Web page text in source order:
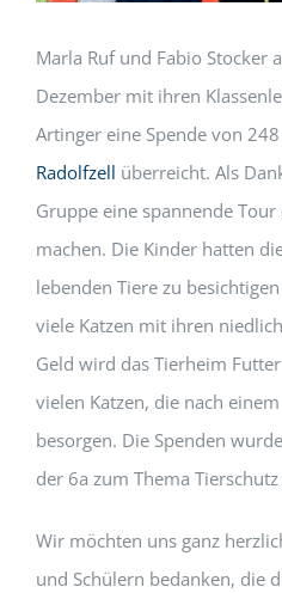
Marla Ruf und Fabio Stocker
Dezember mit ihren
Artinger eine Spende von
Radolfzell überreicht. Als
Gruppe eine spannende
machen. Die Kinder hatten
lebenden Tiere zu
viele Katzen mit ihren
Geld wird das Tierheim
vielen Katzen, die nach
besorgen. Die Spenden
der 6a zum Thema
Wir möchten uns ganz
und Schülern bedanken, die